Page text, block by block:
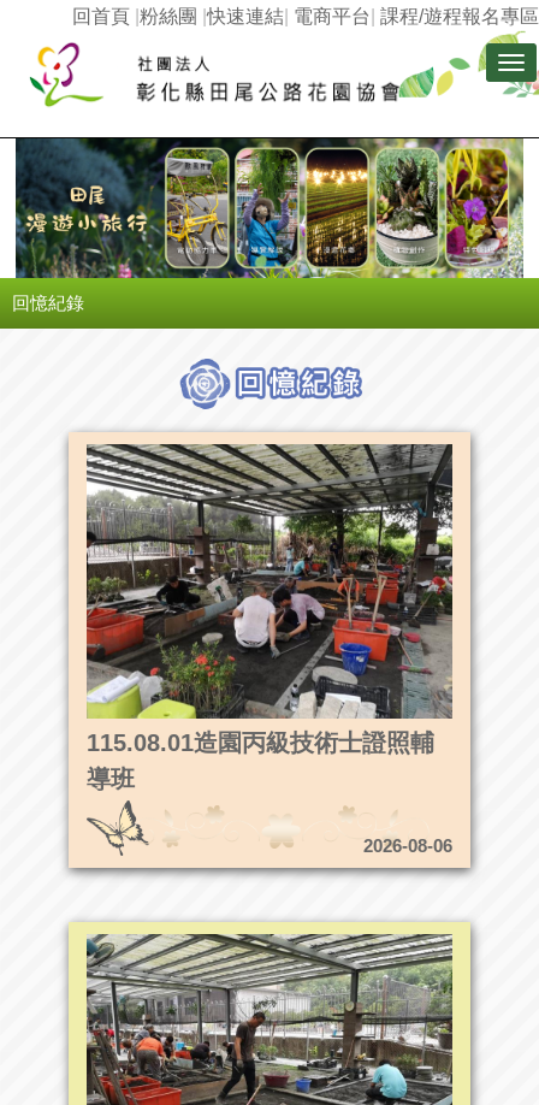
課程/遊程報名專區
電商平台
快速連結
粉絲團 |
回首頁
回憶紀錄
115.08.01造園丙級技術士證照輔
導班
2026-08-06